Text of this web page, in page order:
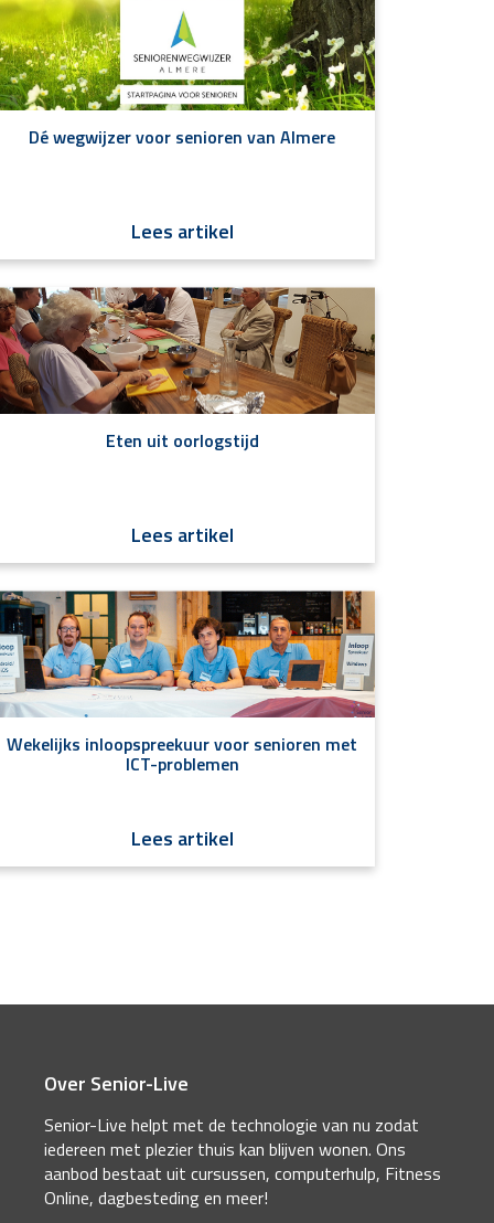
Dé wegwijzer voor senioren van Almere
Lees artikel
Eten uit oorlogstijd
Lees artikel
Wekelijks inloopspreekuur voor senioren met
ICT-problemen
Lees artikel
Over Senior-Live
Senior-Live helpt met de technologie van nu zodat
iedereen met plezier thuis kan blijven wonen. Ons
aanbod bestaat uit cursussen, computerhulp, Fitness
Online, dagbesteding en meer!